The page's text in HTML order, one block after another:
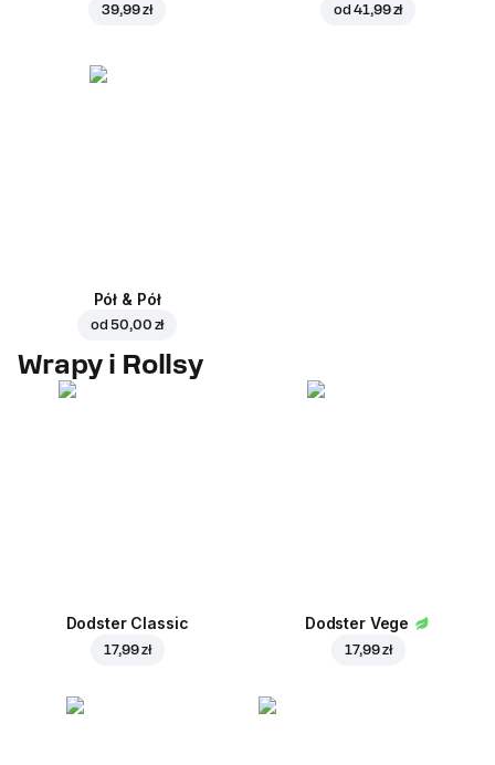
39,99 zł od41,99 zł
Pół & Pół
od50,00 zł
Wrapy i Rollsy
Dodster Classic
17,99 zł
Dodster Vege
17,99 zł